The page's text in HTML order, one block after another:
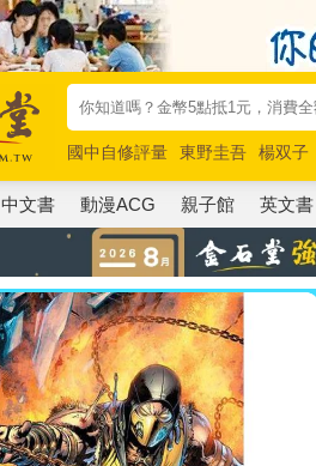
國中自修評量 東野圭吾 楊双子
唯紅花綻放
奧德賽 路邊攤新作
中文書 動漫ACG 親子館 英文書